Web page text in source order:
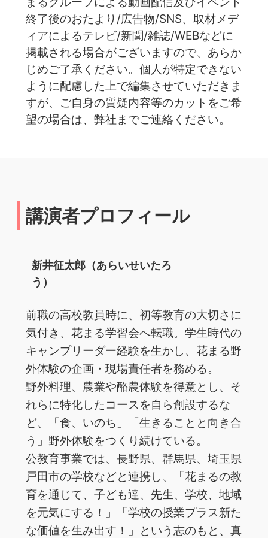
終了後のおたより/広告物/SNS、取材メデ
ィアによるテレビ/新聞/雑誌/WEBなどに
掲載される場合がございますので、あらか
じめご了承ください。個人が特定できない
ように配慮した上で編集させていただきま
すが、ご自身の質疑内容等のカットをご希
望の場合は、弊社までご連絡ください。
講演者プロフィール
新井征太郎（あらいせいたろ
う）
前職の高校教員時に、初等教育の大切さに
気付き、花まる学習会へ転職。学生時代の
キャンプリーダー経験を生かし、花まる野
外体験の企画・現場責任者を務める。
野外料理、農業や酪農体験を得意とし、そ
れらに特化したコースを自ら創設するな
ど、「食、いのち」「生きることと向き合
う」野外体験をつくり続けている。
公教育事業では、長野県、群馬県、埼玉県
戸田市の学校などと連携し、「花まるの教
育を通じて、子ども達、先生、学校、地域
を元気にする！」「学校の授業プラス新た
な価値を生み出す！」という志のもと、真